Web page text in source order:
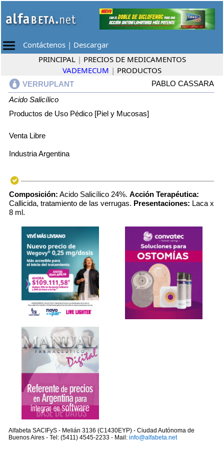
Contáctenos | Descargar
PRINCIPAL | PRECIOS DE MEDICAMENTOS
VADEMECUM | PRODUCTOS
VERRUPLANT
PABLO CASSARA
Acido Salicílico
Productos de Uso Pédico [Piel y Mucosas]
Venta Libre
Industria Argentina
Composición: Acido Salicílico 24%. Acción Terapéutica:
Callicida, tratamiento de las verrugas. Presentaciones: Laca x
8 ml.
Alfabeta SACIFyS - Melián 3136 (C1430EYP) - Ciudad Autónoma de
Buenos Aires - Tel: (5411) 4545-2233 - Mail: info@alfabeta.net